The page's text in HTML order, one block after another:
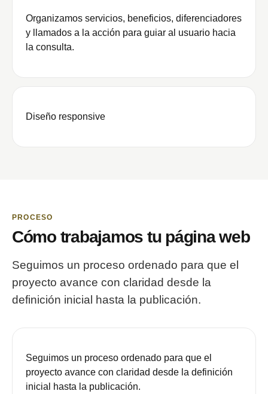
Organizamos servicios, beneficios, diferenciadores
y llamados a la acción para guiar al usuario hacia
la consulta.
Diseño responsive
PROCESO
Cómo trabajamos tu página web
Seguimos un proceso ordenado para que el
proyecto avance con claridad desde la
definición inicial hasta la publicación.
Seguimos un proceso ordenado para que el
proyecto avance con claridad desde la definición
inicial hasta la publicación.